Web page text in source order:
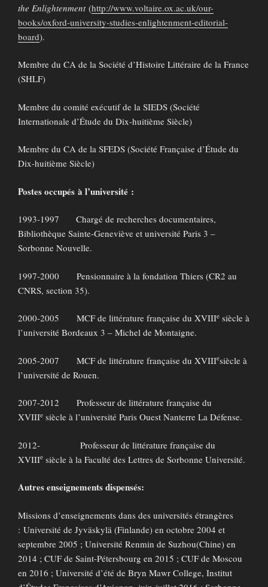
the Enlightenment (http://www.voltaire.ox.ac.uk/our-
books/oxford-university-studies-enlightenment-editorial-
board).
Membre du CA de la Société d’Histoire Littéraire de la France
(SHLF)
Membre du comité exécutif de la SIEDS (Société
Internationale d’Étude du Dix-huitième Siècle)
Membre du CA de la SFEDS (Société Française d’Étude du
Dix-huitième Siècle)
Postes occupés à l’université :
1993-1997 Chargé de recherches documentaires,
Bibliothèque Sainte-Geneviève et université Paris 3 –
Sorbonne Nouvelle.
1997-2000 Pensionnaire à la fondation Thiers (CR2 au
CNRS, section 35).
2000-2005 MCF de littérature française du XVIIIe siècle à
l’université Bordeaux 3 – Michel de Montaigne.
2005-2007 MCF de littérature française du XVIIIesiècle à
l’université de Rouen.
2007-2012 Professeur de littérature française du
XVIIIe siècle à l’université Paris Ouest Nanterre La Défense.
2012- Professeur de littérature française du
XVIIIe siècle à la Faculté des Lettres de Sorbonne Université.
Autres enseignements dispensés:
Missions d’enseignements dans des universités étrangères
: Université de Jyväskylä (Finlande) en octobre 2004 et
septembre 2005 ; Université Renmin de Suzhou(Chine) en
2014 ; CUF de Saint-Pétersbourg en 2015 ; CUF de Moscou
en 2016 ; Université d’été de Bryn Mawr College, Institut